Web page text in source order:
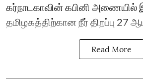
கர்நாடகாவின் கபினி அணையில்
தமிழகத்திற்கான நீர் திறப்பு 27
Read More